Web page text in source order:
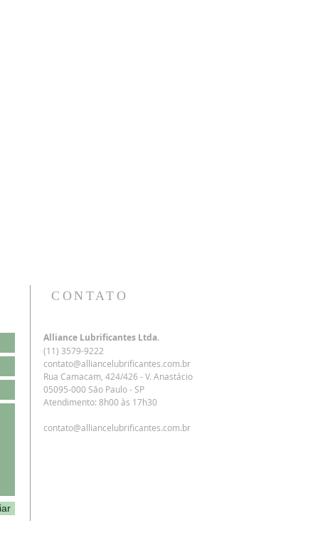
CONTATO
Alliance Lubrificantes Ltda.
(11) 3579-9222
contato@alliancelubrificantes.com.br
Rua Camacam, 424/426 - V. Anastácio
05095-000 São Paulo - SP
Atendimento: 8h00 às 17h30
contato@alliancelubrificantes.com.br